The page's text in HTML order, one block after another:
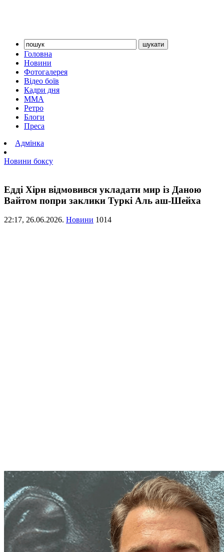
Головна
Новини
Фотогалерея
Відео боїв
Кадри дня
ММА
Ретро
Блоги
Преса
Адмінка
Новини боксу
Едді Хірн відмовився укладати мир із Даною
Вайтом попри заклики Туркі Аль аш-Шейха
22:17, 26.06.2026. Новини 1014